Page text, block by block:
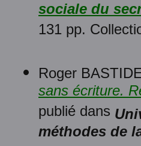
sociale du
131 pp.
Roger
sans écriture.
publié dans
méthodes de